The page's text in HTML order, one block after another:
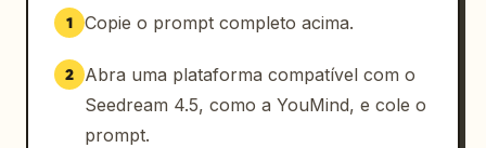
1 Copie o prompt completo acima.
2
Abra uma plataforma compatível com o
Seedream 4.5, como a YouMind, e cole o
prompt.